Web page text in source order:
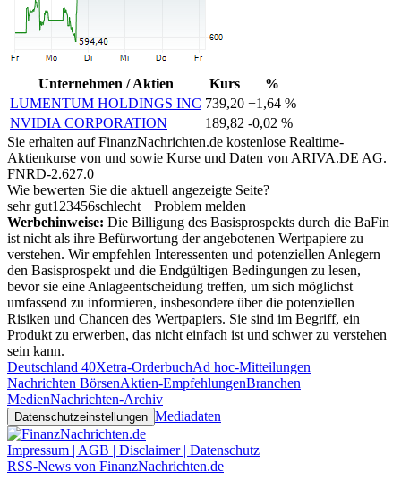
Unternehmen / Aktien Kurs
%
LUMENTUM HOLDINGS INC 739,20 +1,64 %
NVIDIA CORPORATION
189,82 -0,02 %
Sie erhalten auf FinanzNachrichten.de kostenlose Realtime-
Aktienkurse von und sowie Kurse und Daten von ARIVA.DE AG.
FNRD-2.627.0
Wie bewerten Sie die aktuell angezeigte Seite?
sehr gut1 23456schlecht
Problem melden
Werbehinweise: Die Billigung des Basisprospekts durch die BaFin
ist nicht als ihre Befürwortung der angebotenen Wertpapiere zu
verstehen. Wir empfehlen Interessenten und potenziellen Anlegern
den Basisprospekt und die Endgültigen Bedingungen zu lesen,
bevor sie eine Anlageentscheidung treffen, um sich möglichst
umfassend zu informieren, insbesondere über die potenziellen
Risiken und Chancen des Wertpapiers. Sie sind im Begriff, ein
Produkt zu erwerben, das nicht einfach ist und schwer zu verstehen
sein kann.
Deutschland 40Xetra-OrderbuchAd hoc-Mitteilungen
Nachrichten BörsenAktien-EmpfehlungenBranchen
MedienNachrichten-Archiv
Datenschutzeinstellungen Mediadaten
Impressum | AGB | Disclaimer | Datenschutz
RSS-News von FinanzNachrichten.de